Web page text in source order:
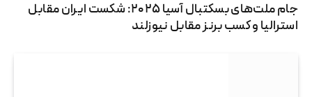
جام ملت‌های بسکتبال آسیا ۲۰۲۵: شکست ایران مقابل
استرالیا و کسب برنز مقابل نیوزلند